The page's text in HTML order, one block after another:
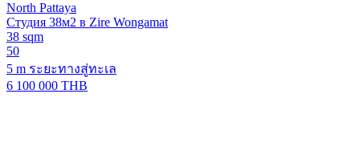
North Pattaya
Студия 38м2 в Zire Wongamat
38 sqm
50
5 m ระยะทางสู่ทะเล
6 100 000 THB